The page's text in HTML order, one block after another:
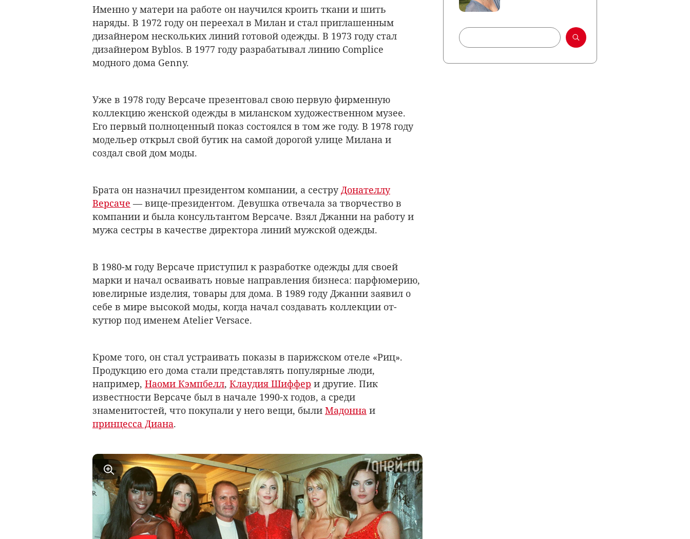
Именно у матери на работе он научился кроить ткани и шить
наряды. В 1972 году он переехал в Милан и стал приглашенным
дизайнером нескольких линий готовой одежды. В 1973 году стал
дизайнером Byblos. В 1977 году разрабатывал линию Complice
модного дома Genny.
Уже в 1978 году Версаче презентовал свою первую фирменную
коллекцию женской одежды в миланском художественном музее.
Его первый полноценный показ состоялся в том же году. В 1978 году
модельер открыл свой бутик на самой дорогой улице Милана и
создал свой дом моды.
Брата он назначил президентом компании, а сеструДонателлу
Версаче — вице-президентом. Девушка отвечала за творчество в
компании и была консультантом Версаче. Взял Джанни на работу и
мужа сестры в качестве директора линий мужской одежды.
В 1980-м году Версаче приступил к разработке одежды для своей
марки и начал осваивать новые направления бизнеса: парфюмерию,
ювелирные изделия, товары для дома. В 1989 году Джанни заявил о
себе в мире высокой моды, когда начал создавать коллекции от-
кутюр под именем Atelier Versace.
Кроме того, он стал устраивать показы в парижском отеле «Риц».
Продукцию его дома стали представлять популярные люди,
например, Наоми Кэмпбелл, Клаудия Шиффер и другие. Пик
известности Версаче был в начале 1990-х годов, а среди
знаменитостей, что покупали у него вещи, были Мадонна и
принцесса Диана.